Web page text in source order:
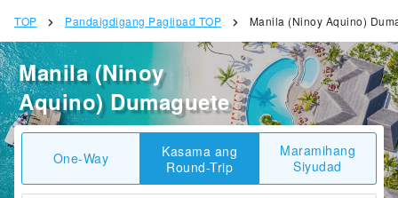
TOP Pandaigdigang Paglipad TOP Manila (Ninoy Aquino)
Manila (Ninoy
Aquino) Dumaguete
One-Way
Kasama ang
Round-Trip
Maramihang
Siyudad